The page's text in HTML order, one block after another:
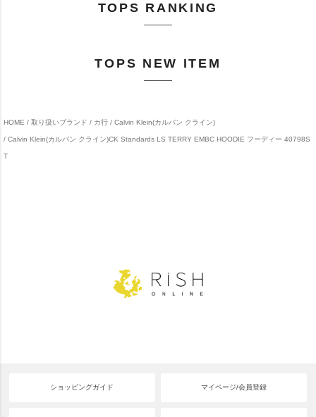
TOPS RANKING
TOPS NEW ITEM
HOME 取り扱いブランド カ行 Calvin Klein(カルバン クライン)
Calvin Klein(カルバン クライン)CK Standards LS TERRY EMBC HOODIE フーディー 40798S
T
ショッピングガイド マイページ/会員登録